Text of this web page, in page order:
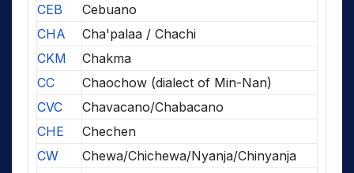
CEB
Cebuano
CHA
Cha'palaa / Chachi
CKM
Chakma
CC
Chaochow (dialect of Min-Nan)
CVC
Chavacano/Chabacano
CHE
Chechen
CW
Chewa/Chichewa/Nyanja/Chinyanja